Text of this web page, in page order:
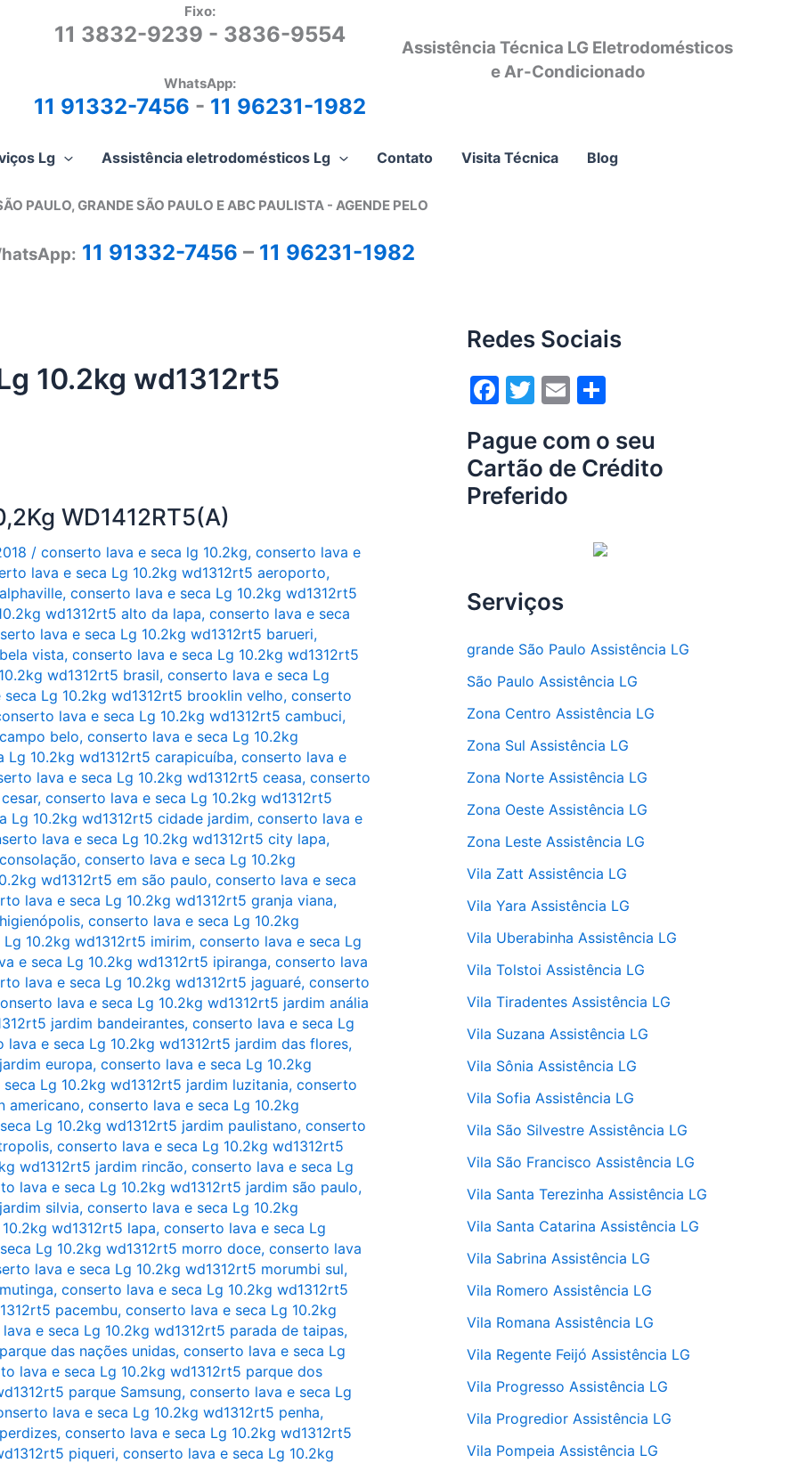
Fixo:
11 3832-9239 - 3836-9554
WhatsApp:
11 91332-7456 - 11 96231-1982
Assistência Técnica LG Eletrodomésticos
e Ar-Condicionado
Lg Assistência eletrodomésticos Lg Contato Visita Técnica Blog
PAULO, GRANDE SÃO PAULO E ABC PAULISTA - AGENDE PELO
11 91332-7456 – 11 96231-1982
10.2kg wd1312rt5
WD1412RT5(A)
/ conserto lava e seca lg 10.2kg, conserto lava e
lava e seca Lg 10.2kg wd1312rt5 aeroporto,
, conserto lava e seca Lg 10.2kg wd1312rt5
wd1312rt5 alto da lapa, conserto lava e seca
lava e seca Lg 10.2kg wd1312rt5 barueri,
vista, conserto lava e seca Lg 10.2kg wd1312rt5
wd1312rt5 brasil, conserto lava e seca Lg
Lg 10.2kg wd1312rt5 brooklin velho, conserto
lava e seca Lg 10.2kg wd1312rt5 cambuci,
belo, conserto lava e seca Lg 10.2kg
Lg 10.2kg wd1312rt5 carapicuíba, conserto lava e
lava e seca Lg 10.2kg wd1312rt5 ceasa, conserto
, conserto lava e seca Lg 10.2kg wd1312rt5
Lg 10.2kg wd1312rt5 cidade jardim, conserto lava e
lava e seca Lg 10.2kg wd1312rt5 city lapa,
, conserto lava e seca Lg 10.2kg
wd1312rt5 em são paulo, conserto lava e seca
lava e seca Lg 10.2kg wd1312rt5 granja viana,
, conserto lava e seca Lg 10.2kg
10.2kg wd1312rt5 imirim, conserto lava e seca Lg
e seca Lg 10.2kg wd1312rt5 ipiranga, conserto lava
lava e seca Lg 10.2kg wd1312rt5 jaguaré, conserto
lava e seca Lg 10.2kg wd1312rt5 jardim anália
jardim bandeirantes, conserto lava e seca Lg
lava e seca Lg 10.2kg wd1312rt5 jardim das flores,
europa, conserto lava e seca Lg 10.2kg
Lg 10.2kg wd1312rt5 jardim luzitania, conserto
americano, conserto lava e seca Lg 10.2kg
Lg 10.2kg wd1312rt5 jardim paulistano, conserto
, conserto lava e seca Lg 10.2kg wd1312rt5
wd1312rt5 jardim rincão, conserto lava e seca Lg
lava e seca Lg 10.2kg wd1312rt5 jardim são paulo,
silvia, conserto lava e seca Lg 10.2kg
wd1312rt5 lapa, conserto lava e seca Lg
Lg 10.2kg wd1312rt5 morro doce, conserto lava
lava e seca Lg 10.2kg wd1312rt5 morumbi sul,
, conserto lava e seca Lg 10.2kg wd1312rt5
pacembu, conserto lava e seca Lg 10.2kg
e seca Lg 10.2kg wd1312rt5 parada de taipas,
das nações unidas, conserto lava e seca Lg
lava e seca Lg 10.2kg wd1312rt5 parque dos
parque Samsung, conserto lava e seca Lg
lava e seca Lg 10.2kg wd1312rt5 penha,
, conserto lava e seca Lg 10.2kg wd1312rt5
piqueri, conserto lava e seca Lg 10.2kg
Redes Sociais
F
c
e
b
k
T
itt
er
E
ai
l
ar
e
Pague com o seu
Cartão de Crédito
Preferido
Serviços
grande São Paulo Assistência LG
São Paulo Assistência LG
Zona Centro Assistência LG
Zona Sul Assistência LG
Zona Norte Assistência LG
Zona Oeste Assistência LG
Zona Leste Assistência LG
Vila Zatt Assistência LG
Vila Yara Assistência LG
Vila Uberabinha Assistência LG
Vila Tolstoi Assistência LG
Vila Tiradentes Assistência LG
Vila Suzana Assistência LG
Vila Sônia Assistência LG
Vila Sofia Assistência LG
Vila São Silvestre Assistência LG
Vila São Francisco Assistência LG
Vila Santa Terezinha Assistência LG
Vila Santa Catarina Assistência LG
Vila Sabrina Assistência LG
Vila Romero Assistência LG
Vila Romana Assistência LG
Vila Regente Feijó Assistência LG
Vila Progresso Assistência LG
Vila Progredior Assistência LG
Vila Pompeia Assistência LG